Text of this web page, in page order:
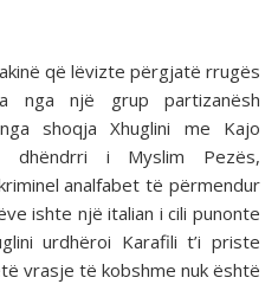
që lëvizte përgjatë rrugës
nga një grup partizanësh
shoqja Xhuglini me Kajo
i Myslim Pezës,
analfabet të përmendur
ishte një italian i cili punonte
urdhëroi Karafili t’i priste
vrasje të kobshme nuk është